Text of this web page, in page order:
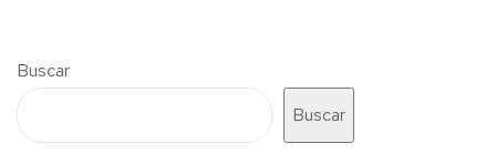
Buscar
Buscar